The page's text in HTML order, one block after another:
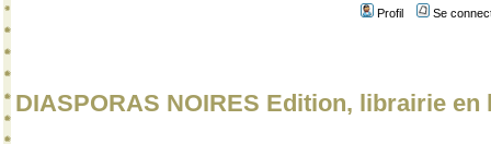
Profil
Se
DIASPORAS NOIRES Edition, librairie en